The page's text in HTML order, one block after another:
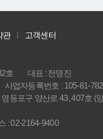
관 고객센터
호
대표 : 전명진
사업자등록번호 : 105-81-
등포구 양산로 43, 407호 (
: 02-2164-9400